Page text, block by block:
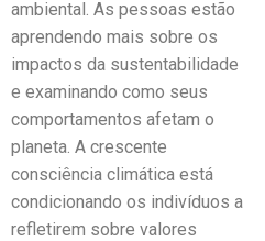
ambiental. As pessoas estão
aprendendo mais sobre os
impactos da sustentabilidade
e examinando como seus
comportamentos afetam o
planeta. A crescente
consciência climática está
condicionando os indivíduos a
refletirem sobre valores